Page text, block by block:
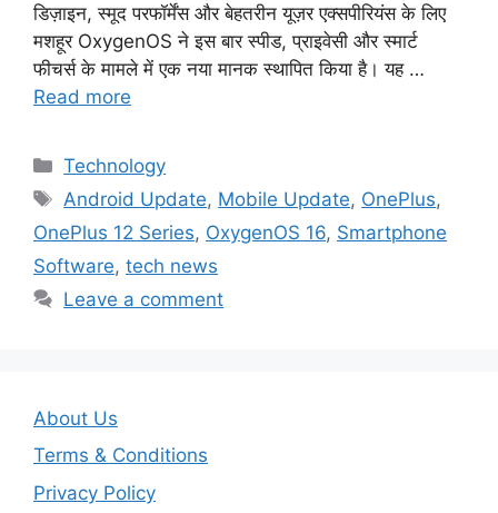
डिज़ाइन, स्मूद परफॉर्मेंस और बेहतरीन यूज़र एक्सपीरियंस के लिए
मशहूर OxygenOS ने इस बार स्पीड, प्राइवेसी और स्मार्ट
फीचर्स के मामले में एक नया मानक स्थापित किया है। यह …
Read more
Categories
Technology
Tags
Android Update, Mobile Update, OnePlus,
OnePlus 12 Series, OxygenOS 16, Smartphone
Software, tech news
Leave a comment
About Us
Terms & Conditions
Privacy Policy